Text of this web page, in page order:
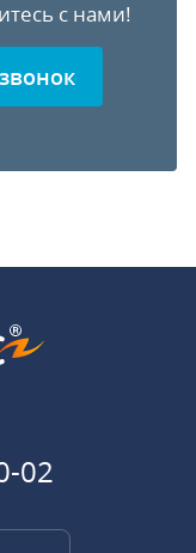
с нами!
02